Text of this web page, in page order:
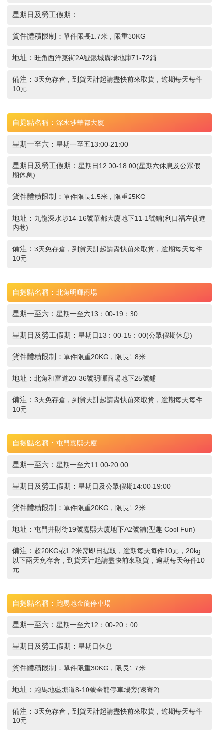
星期日及勞工假期：
貨件體積限制： 單件限長1.7米，限重30KG
地址： 旺角西洋菜街2A號銀城廣場地庫71-72鋪
備注： 3天免存倉，到貨天計起請盡快前來取貨，逾期每天每件
10元
自提點名稱： 深水埗華都大廈
星期一至六： 星期一至五13:00-21:00
星期日及勞工假期： 星期日12:00-18:00(星期六休息及公眾假
期休息)
貨件體積限制： 單件限長1.5米，限重25KG
地址： 九龍深水埗14-16號華都大廈地下11-1號鋪(利口福左側進
內巷)
備注： 3天免存倉，到貨天計起請盡快前來取貨，逾期每天每件
10元
自提點名稱： 北角明暉商場
星期一至六： 星期一至六13：00-19：30
星期日及勞工假期： 星期日13：00-15：00(公眾假期休息)
貨件體積限制： 單件限重20KG，限長1.8米
地址： 北角和富道20-36號明暉商場地下25號鋪
備注： 3天免存倉，到貨天計起請盡快前來取貨，逾期每天每件
10元
自提點名稱： 屯門嘉熙大廈
星期一至六： 星期一至六11:00-20:00
星期日及勞工假期： 星期日及公眾假期14:00-19:00
貨件體積限制： 單件限重20KG，限長1.2米
地址： 屯門井財街19號嘉熙大廈地下A2號舖(型趣 Cool Fun)
備注： 超20KG或1.2米需即日提取，逾期每天每件10元，20kg
以下兩天免存倉，到貨天計起請盡快前來取貨，逾期每天每件10
元
自提點名稱： 跑馬地金龍停車場
星期一至六： 星期一至六12：00-20：00
星期日及勞工假期： 星期日休息
貨件體積限制： 單件限重30KG，限長1.7米
地址： 跑馬地藍塘道8-10號金龍停車場旁(速寄2)
備注： 3天免存倉，到貨天計起請盡快前來取貨，逾期每天每件
10元